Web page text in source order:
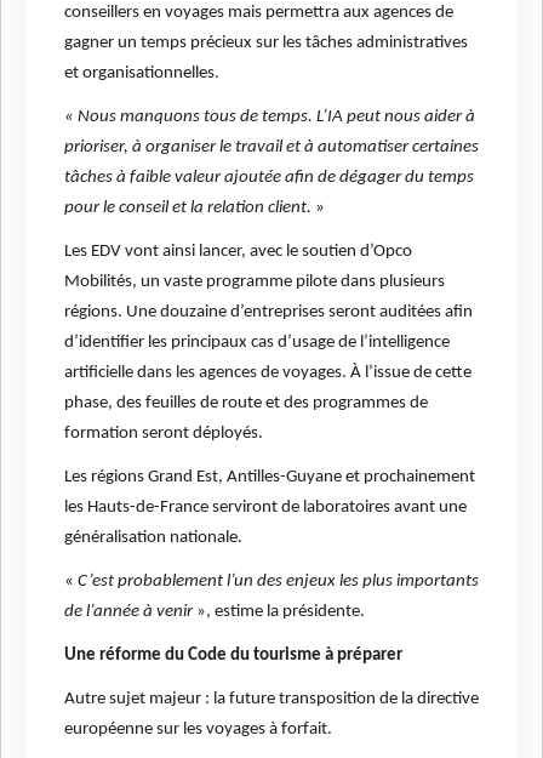
conseillers en voyages mais permettra aux agences de
gagner un temps précieux sur les tâches administratives
et organisationnelles.
« Nous manquons tous de temps. L’IA peut nous aider à
prioriser, à organiser le travail et à automatiser certaines
tâches à faible valeur ajoutée afin de dégager du temps
pour le conseil et la relation client. »
Les EDV vont ainsi lancer, avec le soutien d’Opco
Mobilités, un vaste programme pilote dans plusieurs
régions. Une douzaine d’entreprises seront auditées afin
d’identifier les principaux cas d’usage de l’intelligence
artificielle dans les agences de voyages. À l’issue de cette
phase, des feuilles de route et des programmes de
formation seront déployés.
Les régions Grand Est, Antilles-Guyane et prochainement
les Hauts-de-France serviront de laboratoires avant une
généralisation nationale.
« C’est probablement l’un des enjeux les plus importants
de l’année à venir», estime la présidente.
Une réforme du Code du tourisme à préparer
Autre sujet majeur : la future transposition de la directive
européenne sur les voyages à forfait.